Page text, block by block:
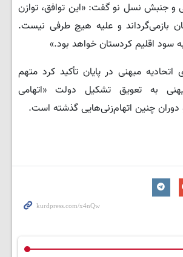
و جنبش نسل نو گفت: «این توافق، توازن
بازمی‌گرداند و علیه هیچ طرفی نیست.
سود اقلیم کردستان خواهد بود.»
میهنی در پایان تأکید کرد متهم
به تعویق تشکیل دولت «اتهامی
چنین اتهام‌زنی‌هایی گذشته است.